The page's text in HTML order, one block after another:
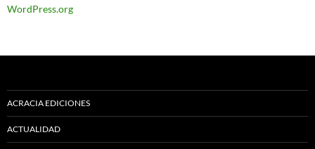
WordPress.org
ACRACIA EDICIONES
ACTUALIDAD